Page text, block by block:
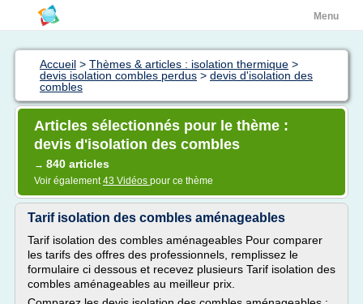
Menu
Accueil > Thèmes & articles : isolation thermique >
devis isolation combles perdus > devis d'isolation des
combles
Articles sélectionnés pour le thème :
devis d'isolation des combles
→ 840 articles
Voir également43 Vidéos pour ce thème
Tarif isolation des combles aménageables
Tarif isolation des combles aménageables Pour comparer
les tarifs des offres des professionnels, remplissez le
formulaire ci dessous et recevez plusieurs Tarif isolation des
combles aménageables au meilleur prix.